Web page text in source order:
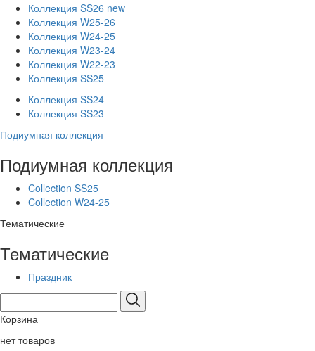
Коллекция SS26 new
Коллекция W25-26
Коллекция W24-25
Коллекция W23-24
Коллекция W22-23
Коллекция SS25
Коллекция SS24
Коллекция SS23
Подиумная коллекция
Подиумная коллекция
Collection SS25
Collection W24-25
Тематические
Тематические
Праздник
Корзина
нет товаров